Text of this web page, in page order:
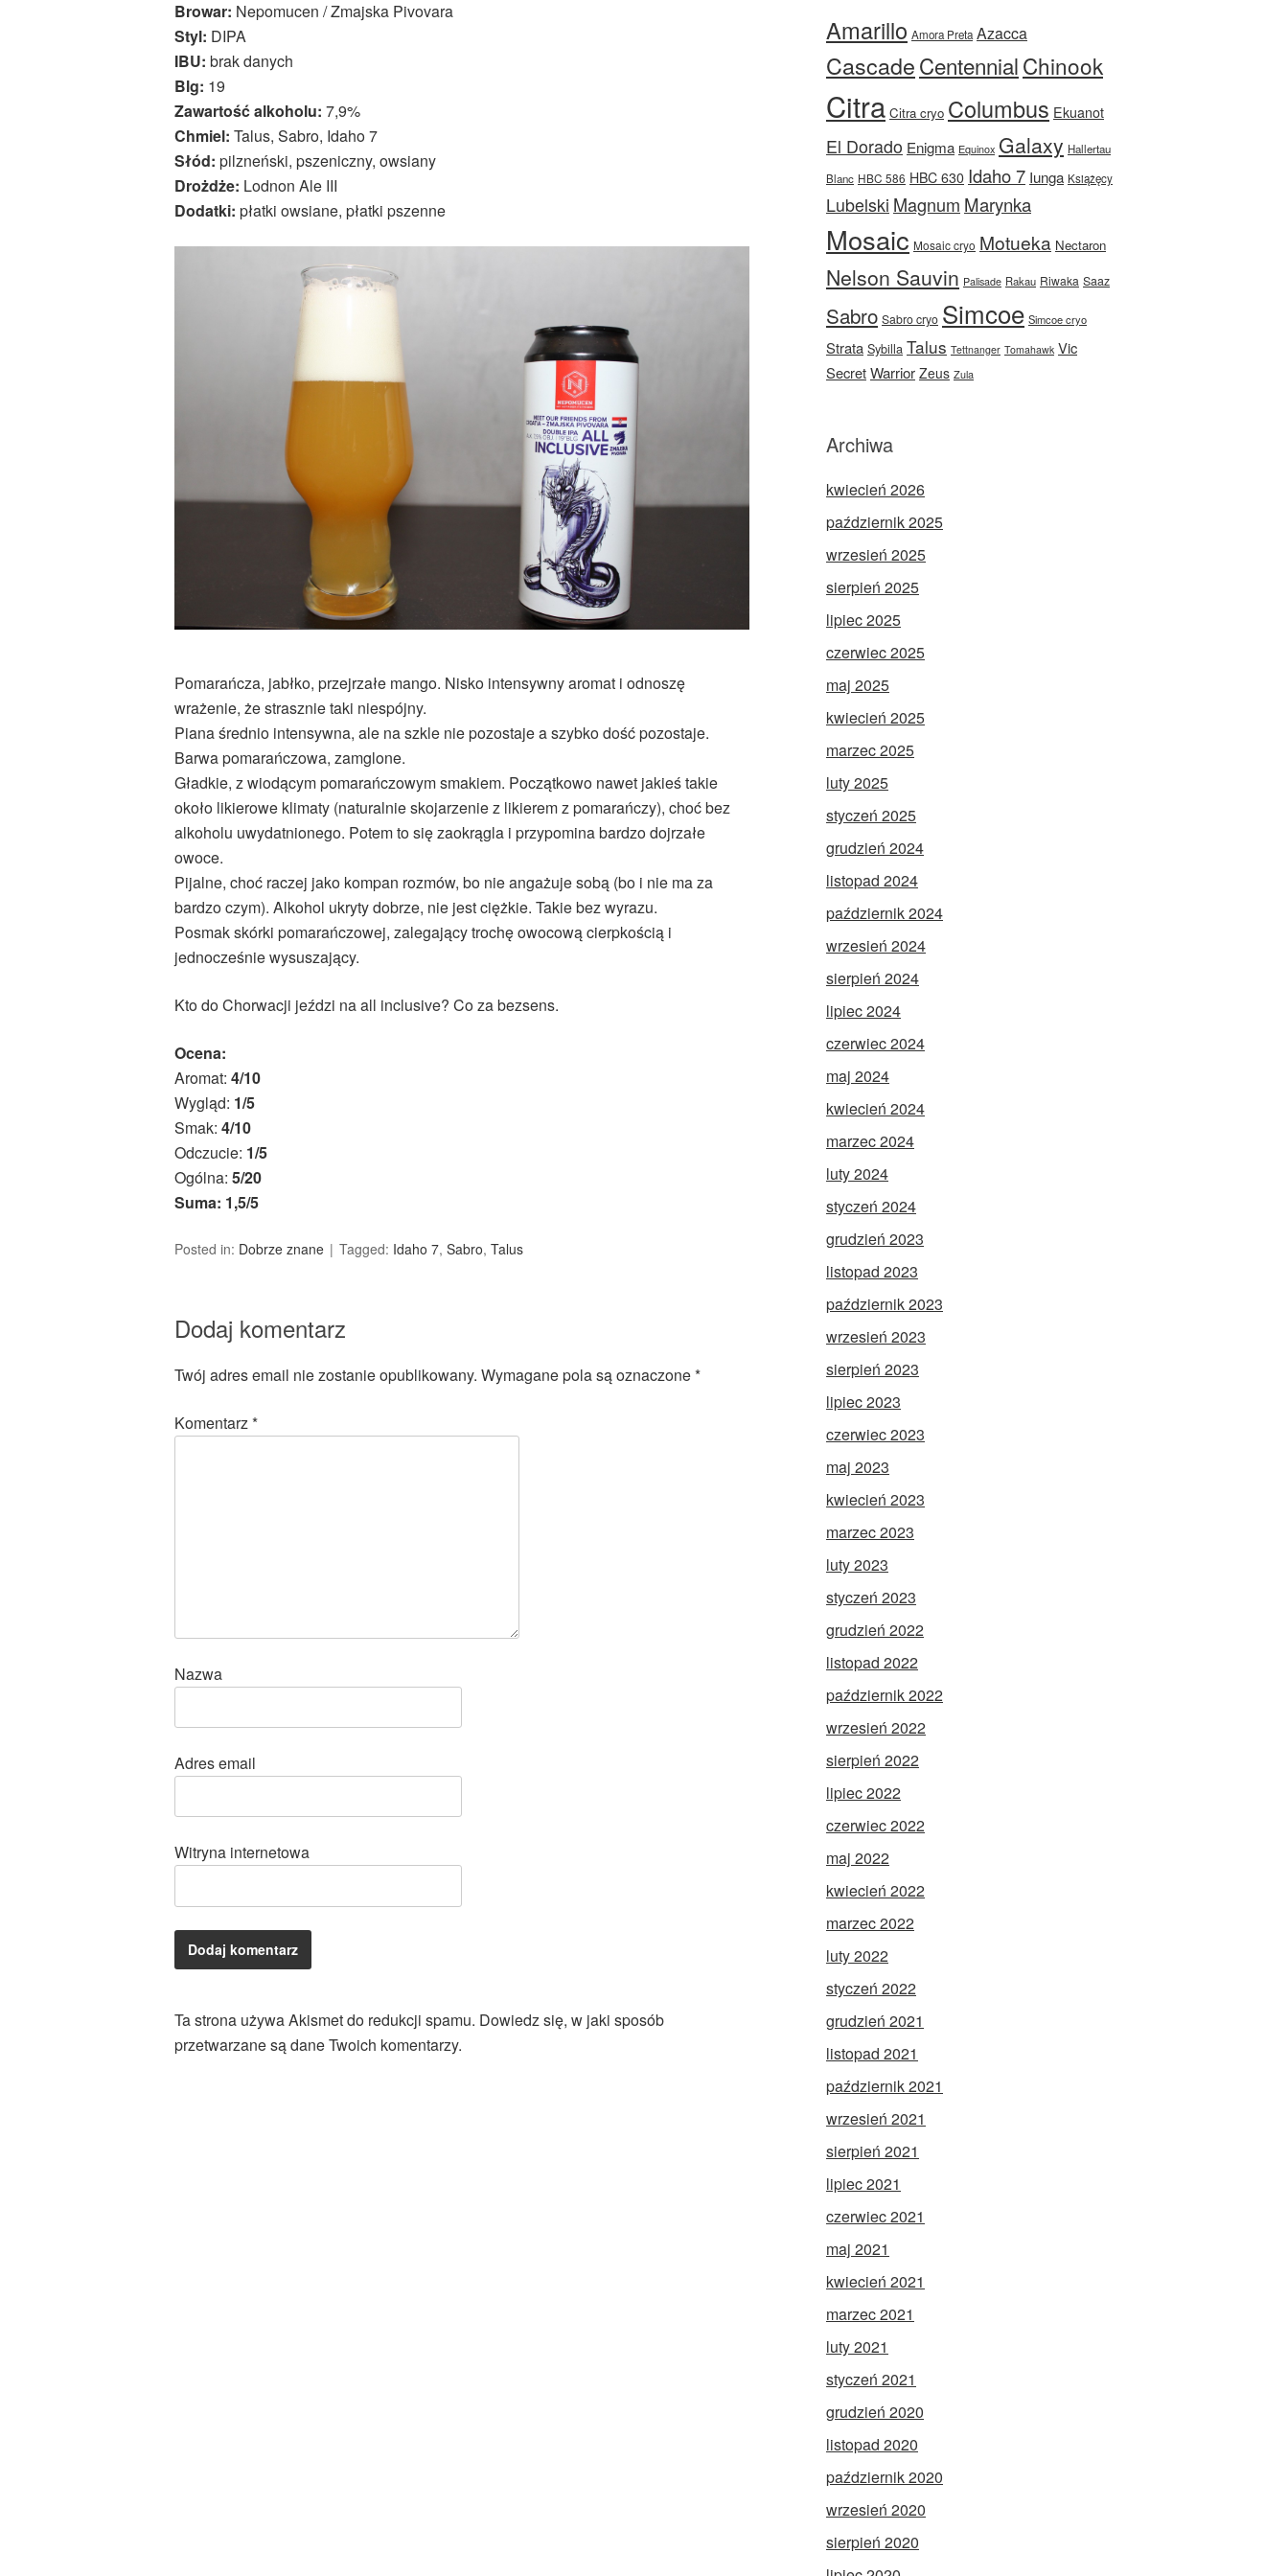
Browar: Nepomucen / Zmajska Pivovara
Styl: DIPA
IBU: brak danych
Blg: 19
Zawartość alkoholu: 7,9%
Chmiel: Talus, Sabro, Idaho 7
Słód: pilzneński, pszeniczny, owsiany
Drożdże: Lodnon Ale III
Dodatki: płatki owsiane, płatki pszenne
Pomarańcza, jabłko, przejrzałe mango. Nisko intensywny aromat i odnoszę
wrażenie, że strasznie taki niespójny.
Piana średnio intensywna, ale na szkle nie pozostaje a szybko dość pozostaje.
Barwa pomarańczowa, zamglone.
Gładkie, z wiodącym pomarańczowym smakiem. Początkowo nawet jakieś takie
około likierowe klimaty (naturalnie skojarzenie z likierem z pomarańczy), choć bez
alkoholu uwydatnionego. Potem to się zaokrągla i przypomina bardzo dojrzałe
owoce.
Pijalne, choć raczej jako kompan rozmów, bo nie angażuje sobą (bo i nie ma za
bardzo czym). Alkohol ukryty dobrze, nie jest ciężkie. Takie bez wyrazu.
Posmak skórki pomarańczowej, zalegający trochę owocową cierpkością i
jednocześnie wysuszający.
Kto do Chorwacji jeździ na all inclusive? Co za bezsens.
Ocena:
Aromat: 4/10
Wygląd: 1/5
Smak: 4/10
Odczucie: 1/5
Ogólna: 5/20
Suma: 1,5/5
Posted in: Dobrze znane Tagged: Idaho 7, Sabro, Talus
Dodaj komentarz
Twój adres email nie zostanie opublikowany. Wymagane pola są oznaczone*
Komentarz*
Nazwa
Adres email
Witryna internetowa
Ta strona używa Akismet do redukcji spamu. Dowiedz się, w jaki sposób
przetwarzane są dane Twoich komentarzy.
Amarillo Amora Preta Azacca
CascadeCentennialChinook
Citra Citra cryo Columbus Ekuanot
El Dorado Enigma Equinox Galaxy Hallertau
Blanc HBC 586 HBC 630 Idaho 7 Iunga Książęcy
Lubelski Magnum Marynka
Mosaic Mosaic cryo Motueka Nectaron
Nelson Sauvin Palisade Rakau Riwaka Saaz
Sabro Sabro cryo Simcoe Simcoe cryo
Strata Sybilla Talus Tettnanger Tomahawk Vic
SecretWarrior Zeus Zula
Archiwa
kwiecień 2026
październik 2025
wrzesień 2025
sierpień 2025
lipiec 2025
czerwiec 2025
maj 2025
kwiecień 2025
marzec 2025
luty 2025
styczeń 2025
grudzień 2024
listopad 2024
październik 2024
wrzesień 2024
sierpień 2024
lipiec 2024
czerwiec 2024
maj 2024
kwiecień 2024
marzec 2024
luty 2024
styczeń 2024
grudzień 2023
listopad 2023
październik 2023
wrzesień 2023
sierpień 2023
lipiec 2023
czerwiec 2023
maj 2023
kwiecień 2023
marzec 2023
luty 2023
styczeń 2023
grudzień 2022
listopad 2022
październik 2022
wrzesień 2022
sierpień 2022
lipiec 2022
czerwiec 2022
maj 2022
kwiecień 2022
marzec 2022
luty 2022
styczeń 2022
grudzień 2021
listopad 2021
październik 2021
wrzesień 2021
sierpień 2021
lipiec 2021
czerwiec 2021
maj 2021
kwiecień 2021
marzec 2021
luty 2021
styczeń 2021
grudzień 2020
listopad 2020
październik 2020
wrzesień 2020
sierpień 2020